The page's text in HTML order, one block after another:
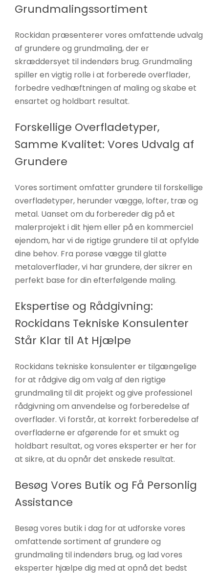
Grundmalingssortiment
Rockidan præsenterer vores omfattende udvalg
af grundere og grundmaling, der er
skræddersyet til indendørs brug. Grundmaling
spiller en vigtig rolle i at forberede overflader,
forbedre vedhæftningen af maling og skabe et
ensartet og holdbart resultat.
Forskellige Overfladetyper,
Samme Kvalitet: Vores Udvalg af
Grundere
Vores sortiment omfatter grundere til forskellige
overfladetyper, herunder vægge, lofter, træ og
metal. Uanset om du forbereder dig på et
malerprojekt i dit hjem eller på en kommerciel
ejendom, har vi de rigtige grundere til at opfylde
dine behov. Fra porøse vægge til glatte
metaloverflader, vi har grundere, der sikrer en
perfekt base for din efterfølgende maling.
Ekspertise og Rådgivning:
Rockidans Tekniske Konsulenter
Står Klar til At Hjælpe
Rockidans tekniske konsulenter er tilgængelige
for at rådgive dig om valg af den rigtige
grundmaling til dit projekt og give professionel
rådgivning om anvendelse og forberedelse af
overflader. Vi forstår, at korrekt forberedelse af
overfladerne er afgørende for et smukt og
holdbart resultat, og vores eksperter er her for
at sikre, at du opnår det ønskede resultat.
Besøg Vores Butik og Få Personlig
Assistance
Besøg vores butik i dag for at udforske vores
omfattende sortiment af grundere og
grundmaling til indendørs brug, og lad vores
eksperter hjælpe dig med at opnå det bedst